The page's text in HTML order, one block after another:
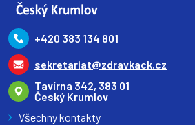
+420 383 134 801
sekretariat@zdravkack.cz
Tavírna 342, 383 01
Český Krumlov
Všechny kontakty